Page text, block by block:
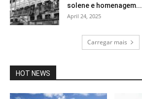
solene e homenagem...
April 24, 2025
Carregar mais
HOT NEWS